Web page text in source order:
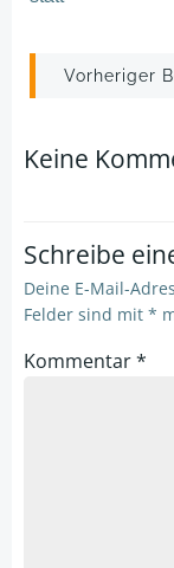
Post
Vorheriger
Keine
Schreibe
Deine E-Mail-
Felder sind mit *
Kommentar*